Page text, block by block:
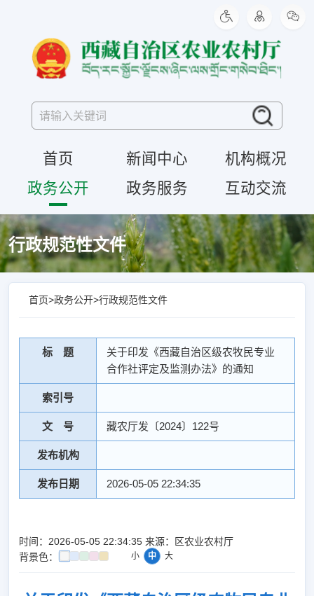
首页 新闻中心
机构概况
政务公开
政务服务 互动交流
行政规范性文件
首页>政务公开>行政规范性文件
标 题
关于印发《西藏自治区级农牧民专业
合作社评定及监测办法》的通知
索引号
文 号 藏农厅发〔2024〕122号
发布机构
发布日期 2026-05-05 22:34:35
时间：2026-05-05 22:34:35 来源：区农业农村厅
背景色：
小 中 大